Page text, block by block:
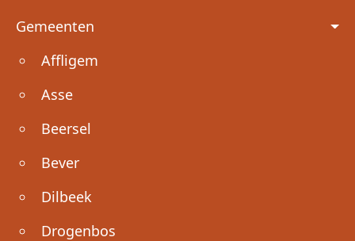
Voet
Gemeenten
Affligem
Asse
Beersel
Bever
Dilbeek
Drogenbos